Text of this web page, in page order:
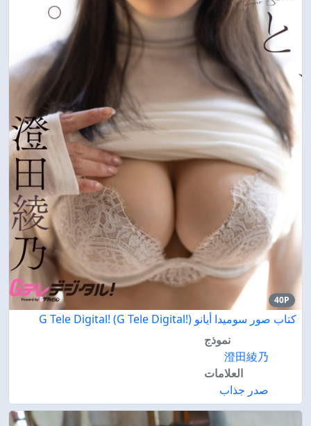
40P
كتاب صور سوميدا أيانو G Tele Digital! (G Tele Digital!)
نموذج
澄田綾乃
العلامات
صدر جذاب